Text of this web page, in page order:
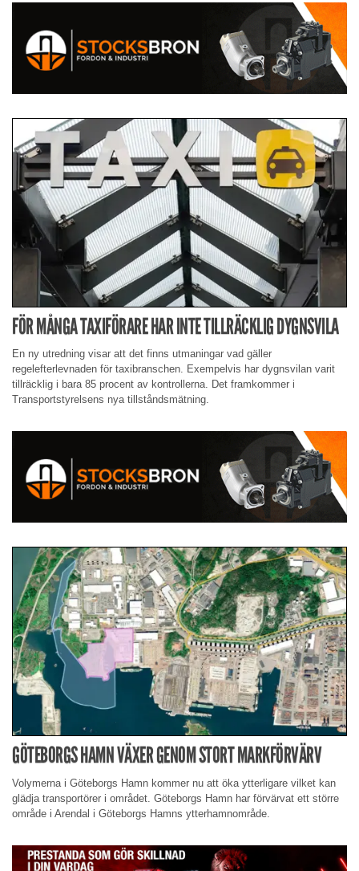
FÖR MÅNGA TAXIFÖRARE HAR INTE TILLRÄCKLIG DYGNSVILA
En ny utredning visar att det finns utmaningar vad gäller
regelefterlevnaden för taxibranschen. Exempelvis har dygnsvilan varit
tillräcklig i bara 85 procent av kontrollerna. Det framkommer i
Transportstyrelsens nya tillståndsmätning.
GÖTEBORGS HAMN VÄXER GENOM STORT MARKFÖRVÄRV
Volymerna i Göteborgs Hamn kommer nu att öka ytterligare vilket kan
glädja transportörer i området. Göteborgs Hamn har förvärvat ett större
område i Arendal i Göteborgs Hamns ytterhamnområde.